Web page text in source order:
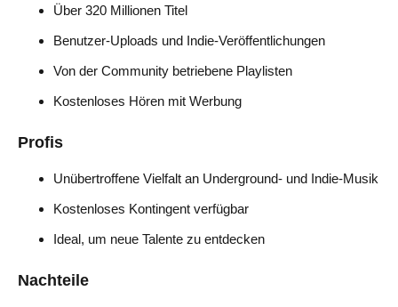
Über 320 Millionen Titel
Benutzer-Uploads und Indie-Veröffentlichungen
Von der Community betriebene Playlisten
Kostenloses Hören mit Werbung
Profis
Unübertroffene Vielfalt an Underground- und Indie-Musik
Kostenloses Kontingent verfügbar
Ideal, um neue Talente zu entdecken
Nachteile